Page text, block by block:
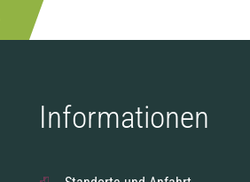
Informationen